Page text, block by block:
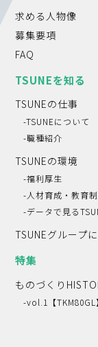
求める人物像
募集要項
FAQ
TSUNEを知る
TSUNEの仕事
-TSUNEについて
-職種紹介
TSUNEの環境
-福利厚生
-人材育成・教育
-データで見る
TSUNEグループ
特集
ものづくり
-vol.1【TKM80GL